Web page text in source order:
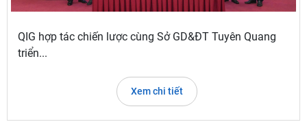
QIG hợp tác chiến lược cùng Sở GD&ĐT Tuyên Quang
triển...
Xem chi tiết